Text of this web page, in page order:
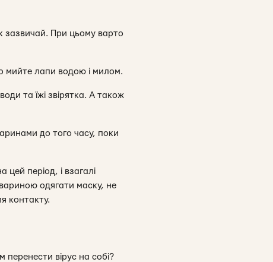
зазвичай. При цьому варто
мийте лапи водою і милом.
та їжі звірятка. А також
до того часу, поки
період, і взагалі
одягати маску, не
контакту.
вірус на собі?